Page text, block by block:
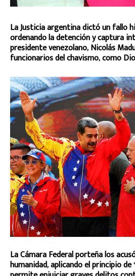
La Justicia argentina dictó un fallo
ordenando la detención y captura
presidente venezolano, Nicolás
funcionarios del chavismo, como
La Cámara Federal porteña los
humanidad, aplicando el principio